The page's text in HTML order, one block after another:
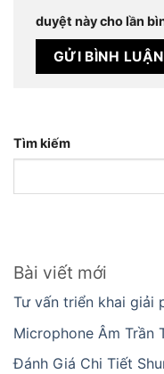
duyệt này cho lần
Tìm kiếm
Bài viết mới
Tư vấn triển khai giải
Microphone Âm Trần
Đánh Giá Chi Tiết